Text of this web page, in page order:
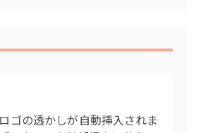
ゴの透かしが自動挿入されま